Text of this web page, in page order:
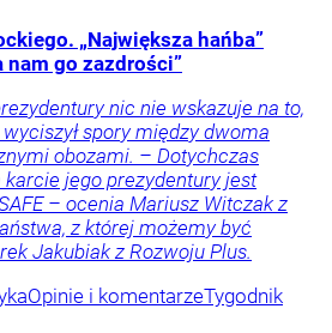
„Największa hańba”
nam go zazdrości”
nic nie wskazuje na to,
spory między dwoma
obozami. – Dotychczas
jego prezydentury jest
– ocenia Mariusz Witczak z
z której możemy być
Jakubiak z Rozwoju Plus.
Opinie i komentarzeTygodnik